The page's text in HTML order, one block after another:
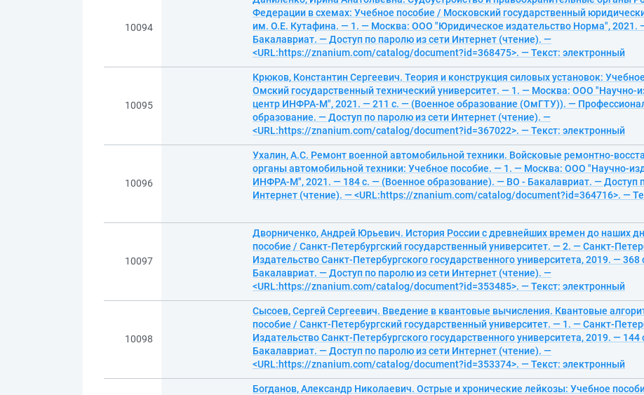
10094
Федерации в схемах: Учебное пособие / Московский государственный
им. О.Е. Кутафина. — 1. — Москва: ООО "Юридическое издательство Норма", 2021.
Бакалавриат. — Доступ по паролю из сети Интернет (чтение). —
<URL:https://znanium.com/catalog/document?id=368475>. — Текст: электронный
10095
Крюков, Константин Сергеевич. Теория и конструкция силовых установок:
Омский государственный технический университет. — 1. — Москва: ООО "Научно-
центр ИНФРА-М", 2021. — 211 с. — (Военное образование (ОмГТУ)). —
образование. — Доступ по паролю из сети Интернет (чтение). —
<URL:https://znanium.com/catalog/document?id=367022>. — Текст: электронный
10096
Ухалин, А.С. Ремонт военной автомобильной техники. Войсковые ремонтно-
органы автомобильной техники: Учебное пособие. — 1. — Москва: ООО "Научно-
ИНФРА-М", 2021. — 184 с. — (Военное образование). — ВО - Бакалавриат. — Доступ
Интернет (чтение). — <URL:https://znanium.com/catalog/document?id=364716>. —
10097
Дворниченко, Андрей Юрьевич. История России с древнейших времен до наших
пособие / Санкт-Петербургский государственный университет. — 2. — Санкт-
Издательство Санкт-Петербургского государственного университета, 2019. — 368
Бакалавриат. — Доступ по паролю из сети Интернет (чтение). —
<URL:https://znanium.com/catalog/document?id=353485>. — Текст: электронный
10098
Сысоев, Сергей Сергеевич. Введение в квантовые вычисления. Квантовые
пособие / Санкт-Петербургский государственный университет. — 1. — Санкт-
Издательство Санкт-Петербургского государственного университета, 2019. — 144
Бакалавриат. — Доступ по паролю из сети Интернет (чтение). —
<URL:https://znanium.com/catalog/document?id=353374>. — Текст: электронный
Богданов, Александр Николаевич. Острые и хронические лейкозы: Учебное